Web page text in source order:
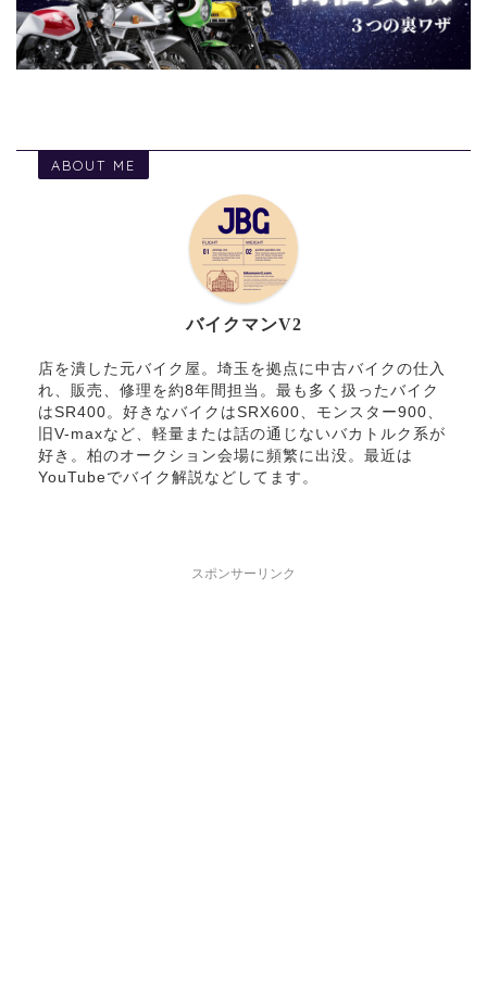
ABOUT ME
バイクマンV2
店を潰した元バイク屋。埼玉を拠点に中古バイクの仕入
れ、販売、修理を約8年間担当。最も多く扱ったバイク
はSR400。好きなバイクはSRX600、モンスター900、
旧V-maxなど、軽量または話の通じないバカトルク系が
好き。柏のオークション会場に頻繁に出没。最近は
YouTubeでバイク解説などしてます。
スポンサーリンク